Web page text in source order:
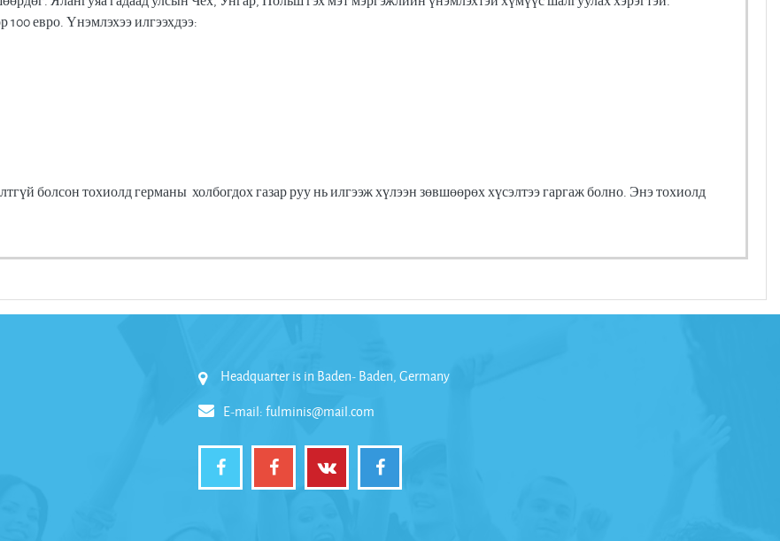
евро. Үнэмлэхээ илгээхдээ:
болсон тохиолд германы холбогдох газар руу нь илгээж хүлээн зөвшөөрөх хүсэлтээ гаргаж болно. Энэ тохиолд
Headquarter is in Baden- Baden, Germany
E-mail:fulminis@mail.com